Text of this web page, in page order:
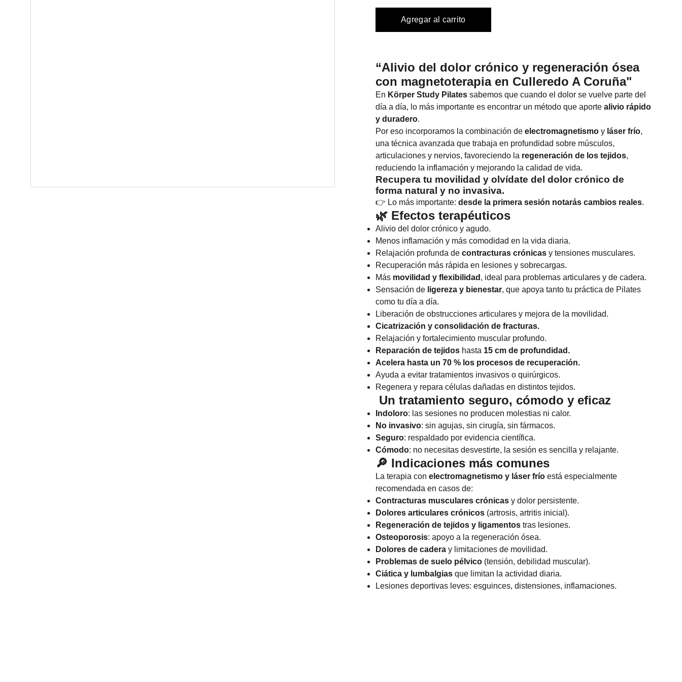
Agregar al carrito
“Alivio del dolor crónico y regeneración ósea
con magnetoterapia en Culleredo A Coruña"
En Körper Study Pilates sabemos que cuando el dolor se vuelve parte del
día a día, lo más importante es encontrar un método que aporte alivio rápido
y duradero.
Por eso incorporamos la combinación de electromagnetismo y láser frío,
una técnica avanzada que trabaja en profundidad sobre músculos,
articulaciones y nervios, favoreciendo la regeneración de los tejidos,
reduciendo la inflamación y mejorando la calidad de vida.
Recupera tu movilidad y olvídate del dolor crónico de
forma natural y no invasiva.
👉 Lo más importante: desde la primera sesión notarás cambios reales.
🌿 Efectos terapéuticos
Alivio del dolor crónico y agudo.
Menos inflamación y más comodidad en la vida diaria.
Relajación profunda de contracturas crónicas y tensiones musculares.
Recuperación más rápida en lesiones y sobrecargas.
Más movilidad y flexibilidad , ideal para problemas articulares y de cadera.
Sensación de ligereza y bienestar, que apoya tanto tu práctica de Pilates
como tu día a día.
Liberación de obstrucciones articulares y mejora de la movilidad.
Cicatrización y consolidación de fracturas.
Relajación y fortalecimiento muscular profundo.
Reparación de tejidos hasta 15 cm de profundidad.
Acelera hasta un 70 % los procesos de recuperación.
Ayuda a evitar tratamientos invasivos o quirúrgicos.
Regenera y repara células dañadas en distintos tejidos.
Un tratamiento seguro, cómodo y eficaz
Indoloro: las sesiones no producen molestias ni calor.
No invasivo: sin agujas, sin cirugía, sin fármacos.
Seguro: respaldado por evidencia científica.
Cómodo: no necesitas desvestirte, la sesión es sencilla y relajante.
🔎 Indicaciones más comunes
La terapia con electromagnetismo y láser frío está especialmente
recomendada en casos de:
Contracturas musculares crónicas y dolor persistente.
Dolores articulares crónicos (artrosis, artritis inicial).
Regeneración de tejidos y ligamentos tras lesiones.
Osteoporosis: apoyo a la regeneración ósea.
Dolores de cadera y limitaciones de movilidad.
Problemas de suelo pélvico (tensión, debilidad muscular).
Ciática y lumbalgias que limitan la actividad diaria.
Lesiones deportivas leves: esguinces, distensiones, inflamaciones.